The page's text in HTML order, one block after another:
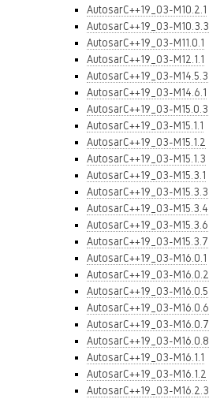
AutosarC++19_03-M10.2.1
AutosarC++19_03-M10.3.3
AutosarC++19_03-M11.0.1
AutosarC++19_03-M12.1.1
AutosarC++19_03-M14.5.3
AutosarC++19_03-M14.6.1
AutosarC++19_03-M15.0.3
AutosarC++19_03-M15.1.1
AutosarC++19_03-M15.1.2
AutosarC++19_03-M15.1.3
AutosarC++19_03-M15.3.1
AutosarC++19_03-M15.3.3
AutosarC++19_03-M15.3.4
AutosarC++19_03-M15.3.6
AutosarC++19_03-M15.3.7
AutosarC++19_03-M16.0.1
AutosarC++19_03-M16.0.2
AutosarC++19_03-M16.0.5
AutosarC++19_03-M16.0.6
AutosarC++19_03-M16.0.7
AutosarC++19_03-M16.0.8
AutosarC++19_03-M16.1.1
AutosarC++19_03-M16.1.2
AutosarC++19_03-M16.2.3